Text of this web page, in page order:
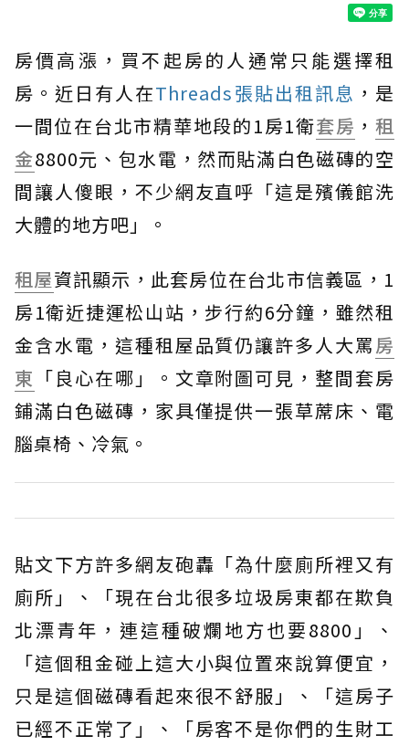
房價高漲，買不起房的人通常只能選擇租
房。近日有人在Threads張貼出租訊息 ，是
一間位在台北市精華地段的1房1衛套房 ，租
金8800元、包水電，然而貼滿白色磁磚的空
間讓人傻眼，不少網友直呼「這是殯儀館洗
大體的地方吧」。
租屋資訊顯示，此套房位在台北市信義區，1
房1衛近捷運松山站，步行約6分鐘，雖然租
金含水電，這種租屋品質仍讓許多人大罵房
東 「良心在哪」。文章附圖可見，整間套房
鋪滿白色磁磚，家具僅提供一張草蓆床、電
腦桌椅、冷氣。
貼文下方許多網友砲轟「為什麼廁所裡又有
廁所」、「現在台北很多垃圾房東都在欺負
北漂青年，連這種破爛地方也要8800」、
「這個租金碰上這大小與位置來說算便宜，
只是這個磁磚看起來很不舒服」、「這房子
已經不正常了」、「房客不是你們的生財工